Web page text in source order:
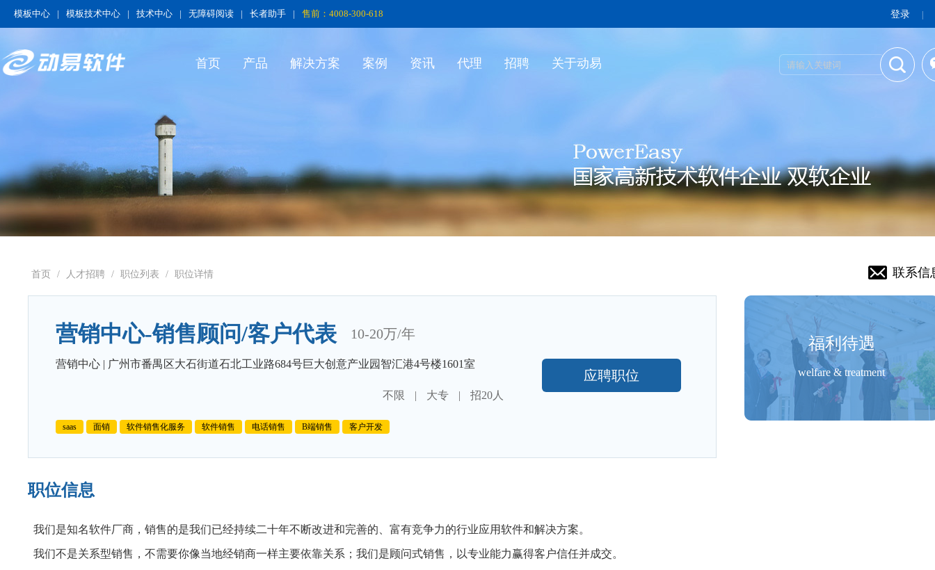
登录
模板中心 | 模板技术中心 | 技术中心 | 无障碍阅读 | 长者助手 | 售前：4008-300-618
首页 产品 解决方案 案例 资讯 代理 招聘 关于动易
联系信
首页 / 人才招聘 / 职位列表 / 职位详情
福利待遇
welfare & treatment
营销中心-销售顾问/客户代表 10-20万/年
营销中心 | 广州市番禺区大石街道石北工业路684号巨大创意产业园智汇港4号楼1601室
不限 | 大专 | 招20人
saas 面销 软件销售化服务 软件销售 电话销售 B端销售 客户开发
应聘职位
职位信息
我们是知名软件厂商，销售的是我们已经持续二十年不断改进和完善的、富有竞争力的行业应用软件和解决方案。
我们不是关系型销售，不需要你像当地经销商一样主要依靠关系；我们是顾问式销售，以专业能力赢得客户信任并成交。